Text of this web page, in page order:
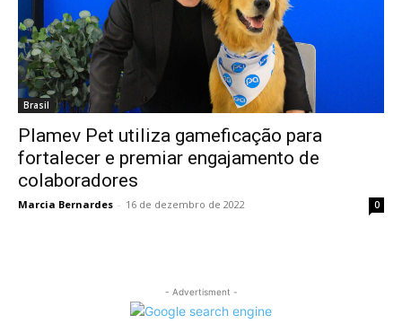
Brasil
Plamev Pet utiliza gameficação para
fortalecer e premiar engajamento de
colaboradores
Marcia Bernardes - 16 de dezembro de 2022 0
- Advertisment -